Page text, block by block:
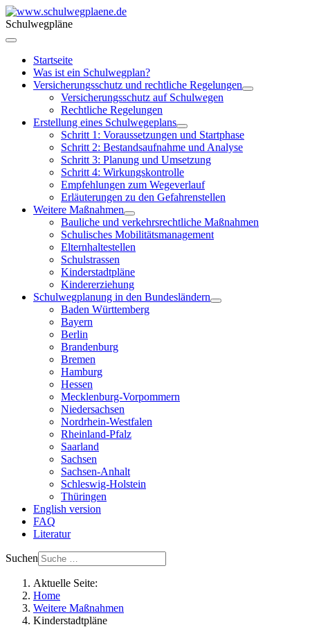
Schulwegpläne
Startseite
Was ist ein Schulwegplan?
Versicherungsschutz und rechtliche Regelungen
Versicherungsschutz auf Schulwegen
Rechtliche Regelungen
Erstellung eines Schulwegeplans
Schritt 1: Voraussetzungen und Startphase
Schritt 2: Bestandsaufnahme und Analyse
Schritt 3: Planung und Umsetzung
Schritt 4: Wirkungskontrolle
Empfehlungen zum Wegeverlauf
Erläuterungen zu den Gefahrenstellen
Weitere Maßnahmen
Bauliche und verkehrsrechtliche Maßnahmen
Schulisches Mobilitätsmanagement
Elternhaltestellen
Schulstrassen
Kinderstadtpläne
Kindererziehung
Schulwegplanung in den Bundesländern
Baden Württemberg
Bayern
Berlin
Brandenburg
Bremen
Hamburg
Hessen
Mecklenburg-Vorpommern
Niedersachsen
Nordrhein-Westfalen
Rheinland-Pfalz
Saarland
Sachsen
Sachsen-Anhalt
Schleswig-Holstein
Thüringen
English version
FAQ
Literatur
Suchen
Aktuelle Seite:
Home
Weitere Maßnahmen
Kinderstadtpläne